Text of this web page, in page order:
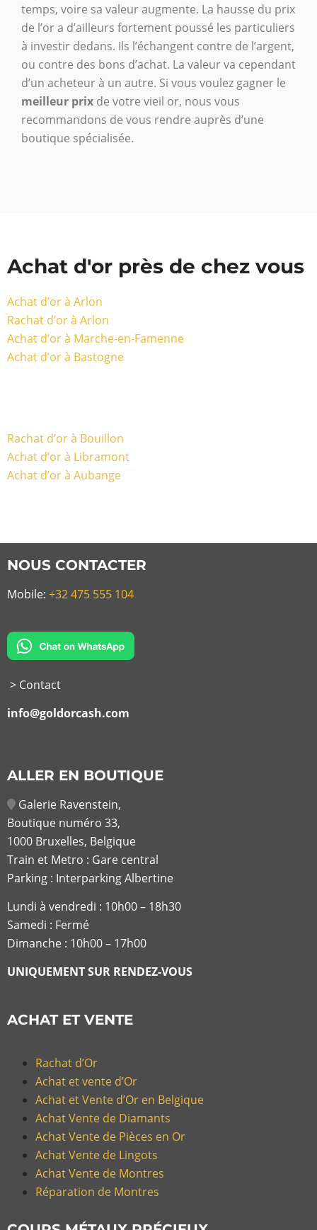
temps, voire sa valeur augmente. La hausse du prix
de l’or a d’ailleurs fortement poussé les particuliers
à investir dedans. Ils l’échangent contre de l’argent,
ou contre des bons d’achat. La valeur va cependant
d’un acheteur à un autre. Si vous voulez gagner le
meilleur prix de votre vieil or, nous vous
recommandons de vous rendre auprès d’une
boutique spécialisée.
Achat d'or près de chez vous
Achat d’or à Arlon
Rachat d’or à Arlon
Achat d’or à Marche-en-Famenne
Achat d’or à Bastogne
Rachat d’or à Bouillon
Achat d’or à Libramont
Achat d’or à Aubange
NOUS CONTACTER
Mobile: +32 475 555 104
> Contact
info@goldorcash.com
ALLER EN BOUTIQUE
Galerie Ravenstein,
Boutique numéro 33,
1000 Bruxelles, Belgique
Train et Metro : Gare central
Parking : Interparking Albertine
Lundi à vendredi : 10h00 – 18h30
Samedi : Fermé
Dimanche : 10h00 – 17h00
UNIQUEMENT SUR RENDEZ-VOUS
ACHAT ET VENTE
Rachat d’Or
Achat et vente d’Or
Achat et Vente d’Or en Belgique
Achat Vente de Diamants
Achat Vente de Pièces en Or
Achat Vente de Lingots
Achat Vente de Montres
Réparation de Montres